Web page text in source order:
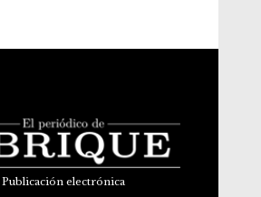
Publicación electrónica